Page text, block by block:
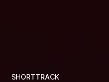
SHORTTRACK